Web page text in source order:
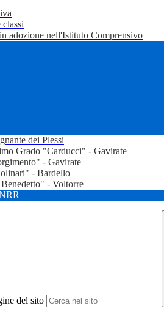
adozione nell'Istituto Comprensivo
dei Plessi
Grado "Carducci" - Gavirate
- Gavirate
- Bardello
- Voltorre
del sito